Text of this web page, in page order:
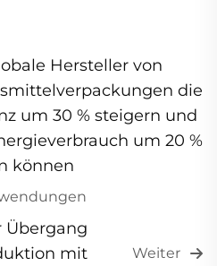
Hersteller von
die
um 30 % steigern und
um 20 %
können
Weiter
Übergang
mit